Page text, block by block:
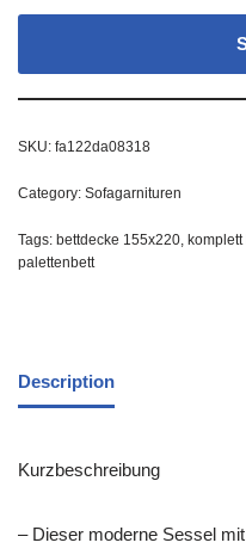
SKU: fa122da08318
Category: Sofagarnituren
Tags: bettdecke 155x220,
palettenbett
Description
Kurzbeschreibung
– Dieser moderne Sessel